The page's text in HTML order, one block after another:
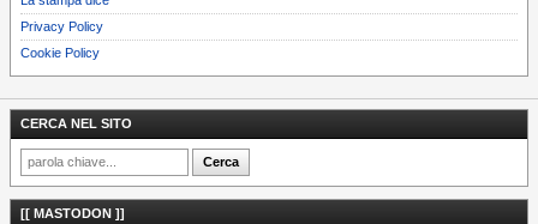
Privacy Policy
Cookie Policy
CERCA NEL SITO
[[ MASTODON ]]